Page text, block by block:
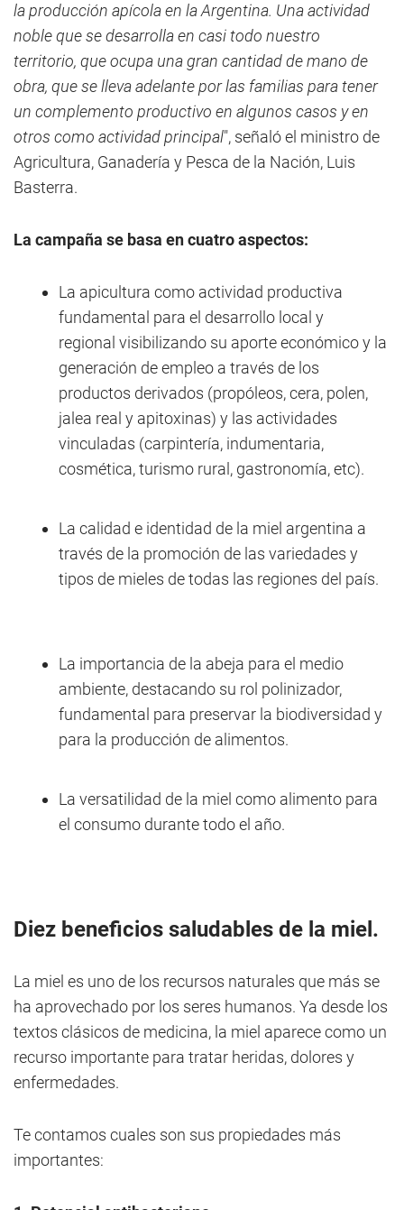
la producción apícola en la Argentina. Una actividad
noble que se desarrolla en casi todo nuestro
territorio, que ocupa una gran cantidad de mano de
obra, que se lleva adelante por las familias para tener
un complemento productivo en algunos casos y en
otros como actividad principal", señaló el ministro de
Agricultura, Ganadería y Pesca de la Nación, Luis
Basterra.
La campaña se basa en cuatro aspectos:
La apicultura como actividad productiva
fundamental para el desarrollo local y
regional visibilizando su aporte económico y la
generación de empleo a través de los
productos derivados (propóleos, cera, polen,
jalea real y apitoxinas) y las actividades
vinculadas (carpintería, indumentaria,
cosmética, turismo rural, gastronomía, etc).
La calidad e identidad de la miel argentina a
través de la promoción de las variedades y
tipos de mieles de todas las regiones del país.
La importancia de la abeja para el medio
ambiente, destacando su rol polinizador,
fundamental para preservar la biodiversidad y
para la producción de alimentos.
La versatilidad de la miel como alimento para
el consumo durante todo el año.
Diez beneficios saludables de la miel.
La miel es uno de los recursos naturales que más se
ha aprovechado por los seres humanos. Ya desde los
textos clásicos de medicina, la miel aparece como un
recurso importante para tratar heridas, dolores y
enfermedades.
Te contamos cuales son sus propiedades más
importantes: